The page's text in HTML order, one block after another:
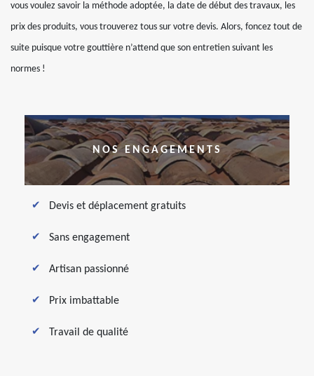
vous voulez savoir la méthode adoptée, la date de début des travaux, les
prix des produits, vous trouverez tous sur votre devis. Alors, foncez tout de
suite puisque votre gouttière n’attend que son entretien suivant les
normes !
NOS ENGAGEMENTS
Devis et déplacement gratuits
Sans engagement
Artisan passionné
Prix imbattable
Travail de qualité